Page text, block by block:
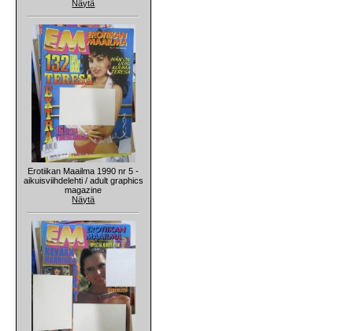
Näytä
Erotiikan Maailma 1990 nr 5 -
aikuisviihdelehti / adult graphics
magazine
Näytä